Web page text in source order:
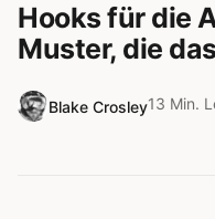
Hooks für die
Muster, die
Blake Crosley13 Min.